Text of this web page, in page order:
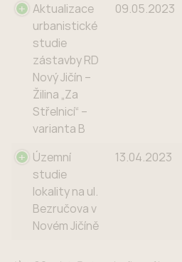
Aktualizace
urbanistické
studie
zástavby RD
Nový Jičín –
Žilina „Za
Střelnicí“ –
varianta B
09.05.2023
Územní
studie
lokality na ul.
Bezručova v
Novém Jičíně
13.04.2023